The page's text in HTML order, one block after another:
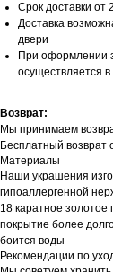
Срок доставки от
Доставка
двери
При оформлении
осуществляется
Возврат:
Мы принимаем
Бесплатный возврат
Материалы
Наши украшения
гипоаллергенной
18 каратное
покрытие более
боится воды
Рекомендации по